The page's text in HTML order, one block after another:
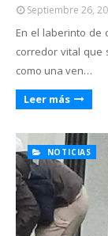
Septiembre 26,
En el laberinto de
corredor vital que
como una ven…
Leer más
NOTICIAS